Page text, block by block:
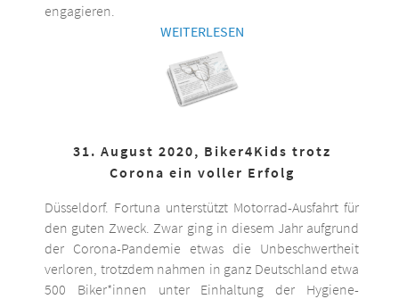
engagieren.
WEITERLESEN
31. August 2020, Biker4Kids trotz
Corona ein voller Erfolg
Düsseldorf. Fortuna unterstützt Motorrad-Ausfahrt für
den guten Zweck. Zwar ging in diesem Jahr aufgrund
der Corona-Pandemie etwas die Unbeschwertheit
verloren, trotzdem nahmen in ganz Deutschland etwa
500 Biker*innen unter Einhaltung der Hygiene-